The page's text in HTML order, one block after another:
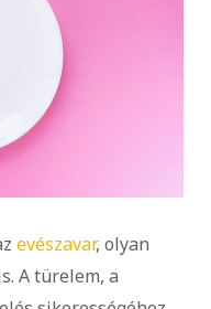
evészavar, olyan
A türelem, a